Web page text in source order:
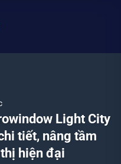
Light City
tiết, nâng tầm
hiện đại